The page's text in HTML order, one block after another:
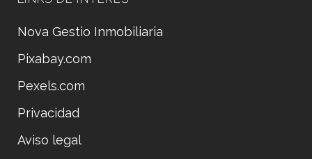
Nova Gestio Inmobiliaria
Pixabay.com
Pexels.com
Privacidad
Aviso legal